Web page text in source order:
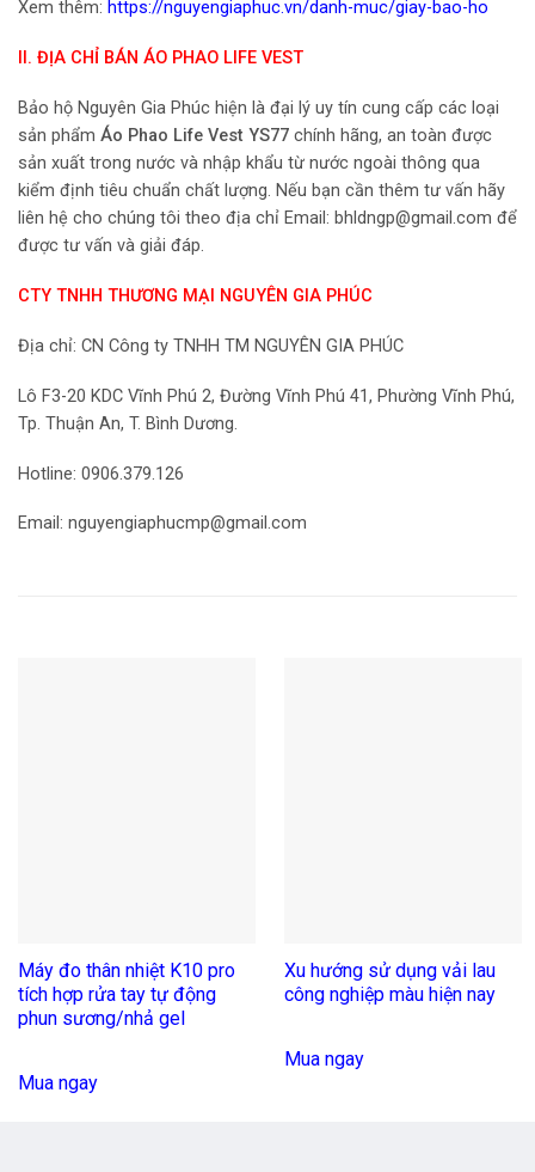
Xem thêm: https://nguyengiaphuc.vn/danh-muc/giay-bao-ho
II. ĐỊA CHỈ BÁN ÁO PHAO LIFE VEST
Bảo hộ Nguyên Gia Phúc hiện là đại lý uy tín cung cấp các loại
sản phẩm Áo Phao Life Vest YS77 chính hãng, an toàn được
sản xuất trong nước và nhập khẩu từ nước ngoài thông qua
kiểm định tiêu chuẩn chất lượng. Nếu bạn cần thêm tư vấn hãy
liên hệ cho chúng tôi theo địa chỉ Email: bhldngp@gmail.com để
được tư vấn và giải đáp.
CTY TNHH THƯƠNG MẠI NGUYÊN GIA PHÚC
Địa chỉ: CN Công ty TNHH TM NGUYÊN GIA PHÚC
Lô F3-20 KDC Vĩnh Phú 2, Đường Vĩnh Phú 41, Phường Vĩnh Phú,
Tp. Thuận An, T. Bình Dương.
Hotline: 0906.379.126
Email: nguyengiaphucmp@gmail.com
Máy đo thân nhiệt K10 pro
tích hợp rửa tay tự động
phun sương/nhả gel
Mua ngay
Xu hướng sử dụng vải lau
công nghiệp màu hiện nay
Mua ngay